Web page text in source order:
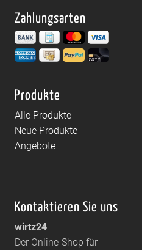
Zahlungsarten
Produkte
Alle Produkte
Neue Produkte
Angebote
Kontaktieren Sie uns
wirtz24
Der Online-Shop für